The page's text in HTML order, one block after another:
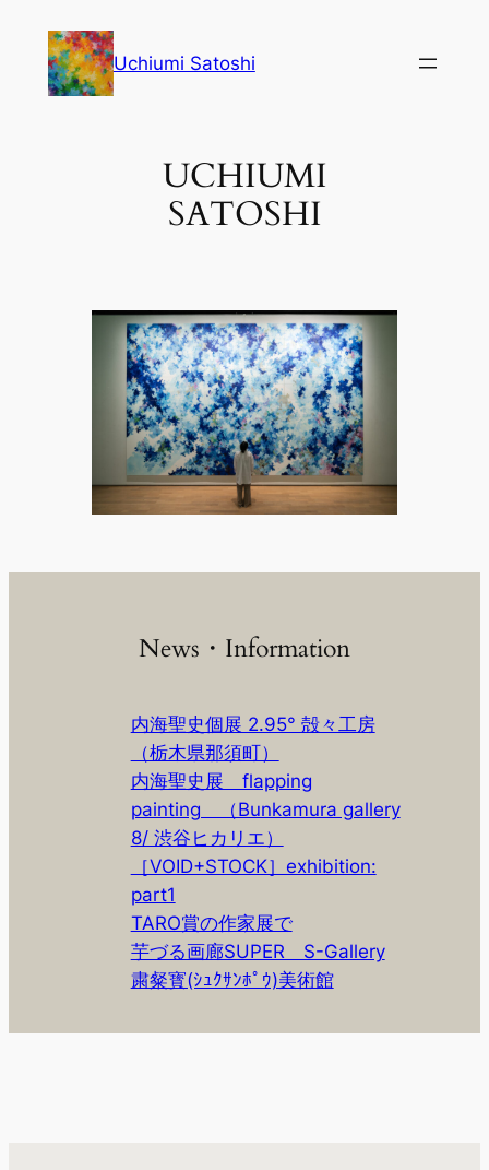
Uchiumi Satoshi
UCHIUMI
SATOSHI
News・Information
内海聖史個展 2.95° 殻々工房
（栃木県那須町）
内海聖史展 flapping
painting （Bunkamura gallery
8/ 渋谷ヒカリエ）
［VOID+STOCK］exhibition:
part1
TARO賞の作家展で
芋づる画廊SUPER S-Gallery
粛粲寳(ｼｭｸｻﾝﾎﾟｳ)美術館